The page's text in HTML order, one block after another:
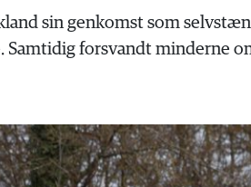
sin genkomst som
Samtidig forsvandt minderne